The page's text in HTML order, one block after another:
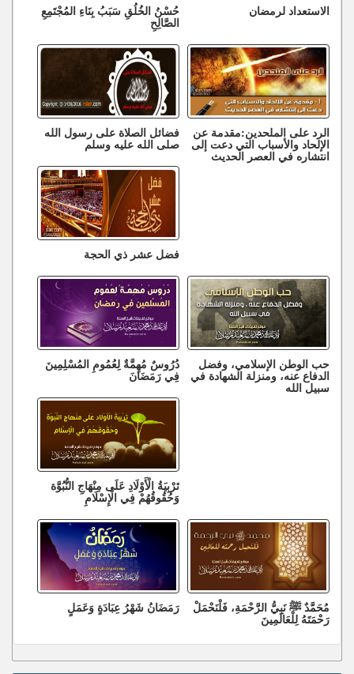
الاستعداد لرمضان حُسْنُ الخُلُقِ سَبَبُ بِنَاءِ المُجْتَمِعِ
الصَّالِحِ
الرد على الملحدين:مقدمة عن
الإلحاد والأسباب التي دعت إلى
انتشاره في العصر الحديث
فضائل الصلاة على رسول الله
صلى الله عليه وسلم
فضل عشر ذي الحجة
حب الوطن الإسلامي، وفضل
الدفاع عنه، ومنزلة الشهادة في
سبيل الله
دُرُوسٌ مُهِمَّةٌ لِعُمُومِ المُسْلِمِينَ
فِي رَمَضَانَ
تَرْبِيَةُ الْأَوْلَادِ عَلَى مِنْهَاجِ النُّبُوَّة
وَحُقُوقُهُمْ فِي الْإِسْلَامِ
مُحَمَّدٌ ﷺ نَبِيُّ الرَّحْمَةِ، فَلْنَحْمَلْ
رَحْمَتَهُ لِلْعَالَمِينَ
رَمَضَانُ شَهْرُ عِبَادَةٍ وَعَمَلٍ